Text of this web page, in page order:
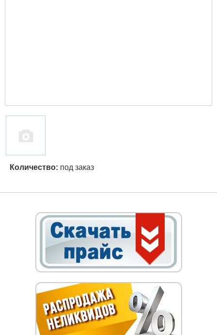
Количество: под заказ